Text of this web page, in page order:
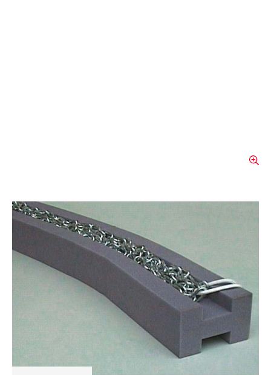
Barrage routier en forme H
Variations des produits